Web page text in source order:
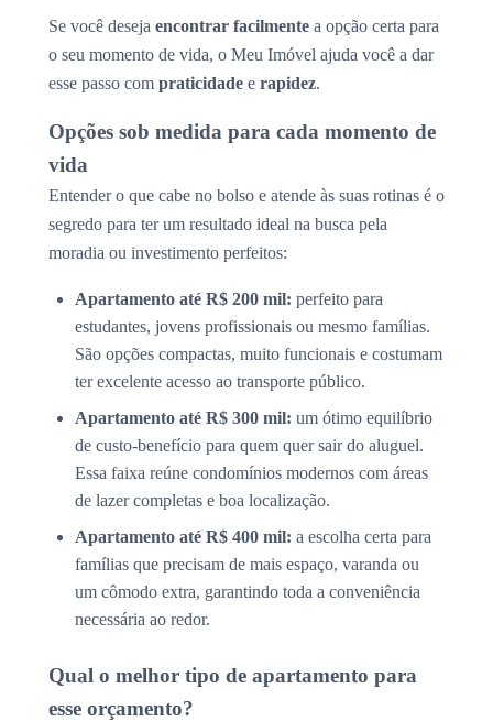
Se você deseja encontrar facilmente a opção certa para
o seu momento de vida, o Meu Imóvel ajuda você a dar
esse passo com praticidade e rapidez.
Opções sob medida para cada momento de
vida
Entender o que cabe no bolso e atende às suas rotinas é o
segredo para ter um resultado ideal na busca pela
moradia ou investimento perfeitos:
Apartamento até R$ 200 mil: perfeito para
estudantes, jovens profissionais ou mesmo famílias.
São opções compactas, muito funcionais e costumam
ter excelente acesso ao transporte público.
Apartamento até R$ 300 mil: um ótimo equilíbrio
de custo-benefício para quem quer sair do aluguel.
Essa faixa reúne condomínios modernos com áreas
de lazer completas e boa localização.
Apartamento até R$ 400 mil: a escolha certa para
famílias que precisam de mais espaço, varanda ou
um cômodo extra, garantindo toda a conveniência
necessária ao redor.
Qual o melhor tipo de apartamento para
esse orçamento?